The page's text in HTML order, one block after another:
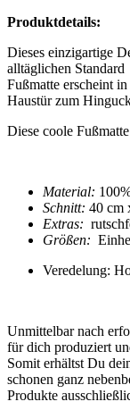
Produktdetails:
Dieses einzigartige
alltäglichen
Fußmatte erscheint
Haustür zum
Diese coole Fußmatte
Material:
Schnitt: 40 cm
Extras:
Größen:
Veredelung:
Unmittelbar nach
für dich produziert
Somit erhältst Du
schonen ganz
Produkte